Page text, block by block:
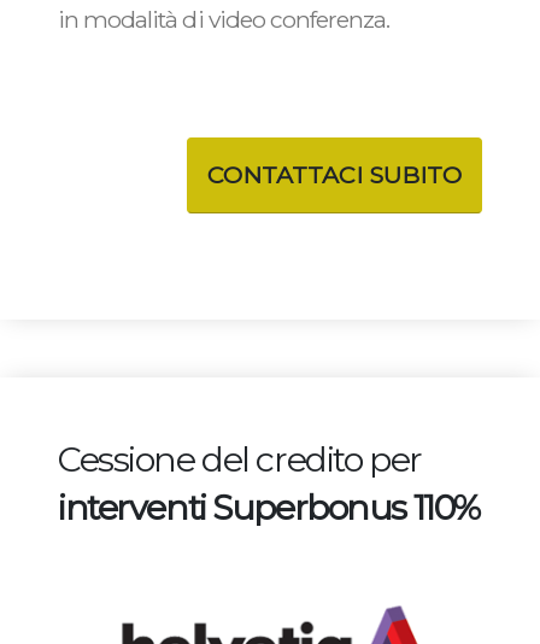
in modalità di video conferenza.
CONTATTACI SUBITO
Cessione del credito per
interventi Superbonus 110%